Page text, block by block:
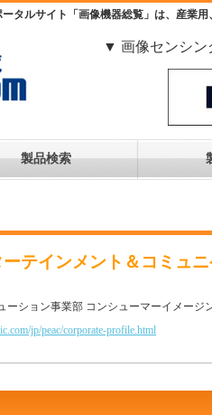
タルサイト「画像機器総覧」は、産業
▼ 画像センシ
製品検索
テインメント＆コミュ
ーション事業部 コンシューマーイメージ
jp/peac/corporate-profile.html